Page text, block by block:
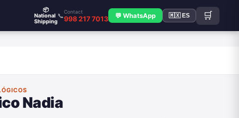
📦
National
Shipping
📞
Contact
998 217 7013 💬 WhatsApp 🇲🇽 ES 🛒
Nadia